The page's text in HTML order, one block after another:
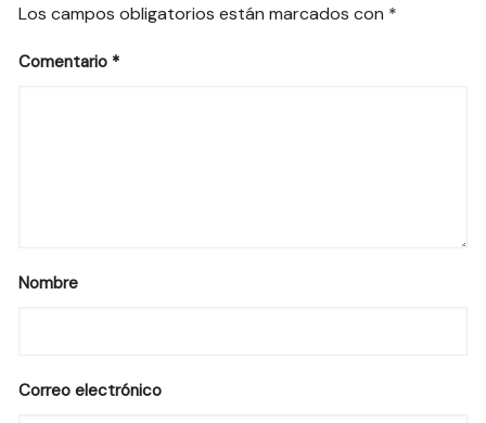
Los campos obligatorios están marcados con *
Comentario *
Nombre
Correo electrónico